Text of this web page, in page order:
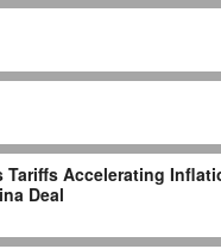
Tariffs Accelerating
Deal